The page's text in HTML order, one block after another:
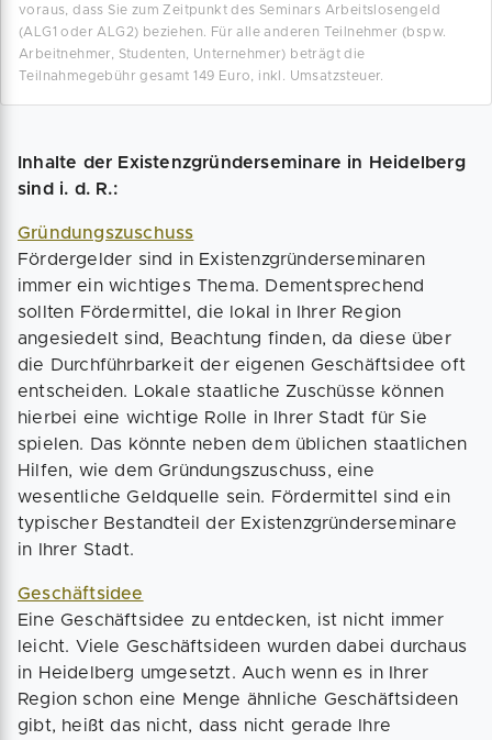
voraus, dass Sie zum Zeitpunkt des Seminars Arbeitslosengeld
(ALG1 oder ALG2) beziehen. Für alle anderen Teilnehmer (bspw.
Arbeitnehmer, Studenten, Unternehmer) beträgt die
Teilnahmegebühr gesamt 149 Euro, inkl. Umsatzsteuer.
Inhalte der Existenzgründerseminare in Heidelberg
sind i. d. R.:
Gründungszuschuss
Fördergelder sind in Existenzgründerseminaren
immer ein wichtiges Thema. Dementsprechend
sollten Fördermittel, die lokal in Ihrer Region
angesiedelt sind, Beachtung finden, da diese über
die Durchführbarkeit der eigenen Geschäftsidee oft
entscheiden. Lokale staatliche Zuschüsse können
hierbei eine wichtige Rolle in Ihrer Stadt für Sie
spielen. Das könnte neben dem üblichen staatlichen
Hilfen, wie dem Gründungszuschuss, eine
wesentliche Geldquelle sein. Fördermittel sind ein
typischer Bestandteil der Existenzgründerseminare
in Ihrer Stadt.
Geschäftsidee
Eine Geschäftsidee zu entdecken, ist nicht immer
leicht. Viele Geschäftsideen wurden dabei durchaus
in Heidelberg umgesetzt. Auch wenn es in Ihrer
Region schon eine Menge ähnliche Geschäftsideen
gibt, heißt das nicht, dass nicht gerade Ihre